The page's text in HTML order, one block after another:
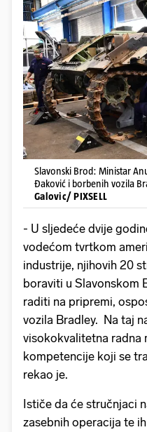
Slavonski Brod: Ministar
Đaković i borbenih vozila
Galovic/ PIXSELL
- U sljedeće dvije
vodećom tvrtkom
industrije, njihovih 20
boraviti u Slavonskom
raditi na pripremi,
vozila Bradley. Na taj
visokokvalitetna radna
kompetencije koji se
rekao je.
Ističe da će stručnjaci
zasebnih operacija te